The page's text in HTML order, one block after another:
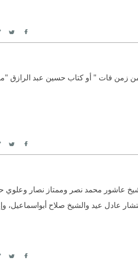
عاشور محمد نصر وممتاز نصار
عادل عيد والشيخ صلاح أبواسماعيل،